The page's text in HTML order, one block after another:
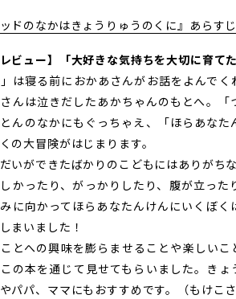
ドのなかはきょうりゅうのくに』あらす
レビュー】「大好きな気持ちを大切に育て
」は寝る前におかあさんがお話をよんで
んは泣きだしたあかちゃんのもとへ。
んのなかにもぐっちゃえ、「ほらあな
の大冒険がはじまります。
いができたばかりのこどもにはありがちな
かったり、がっかりしたり、腹が立っ
に向かってほらあなたんけんにいくぼ
まいました！
とへの興味を膨らませることや楽しい
の本を通じて見せてもらいました。き
パパ、ママにもおすすめです。（もけこさ